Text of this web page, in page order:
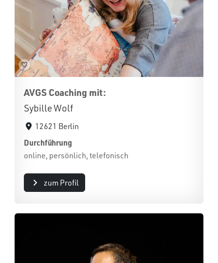
AVGS Coaching mit:
Sybille Wolf
12621 Berlin
Durchführung
online, persönlich, telefonisch
zum Profil